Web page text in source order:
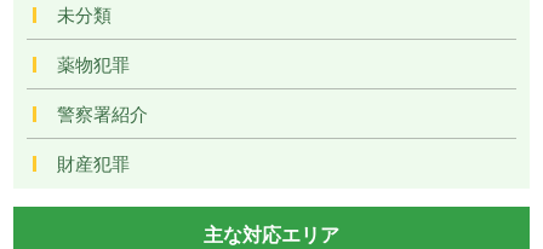
未分類
薬物犯罪
警察署紹介
財産犯罪
主な対応エリア